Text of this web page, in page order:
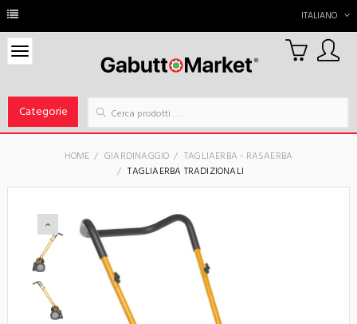
ITALIANO
Categorie
0
Carrello
HOME GIARDINAGGIO
TAGLIAERBA - RASAERBA
TAGLIAERBA TRADIZIONALI